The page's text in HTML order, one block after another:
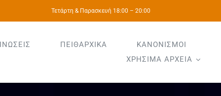
Τετάρτη & Παρασκευή 18:00 – 20:00
ΠΕΙΘΑΡΧΙΚΑ
ΚΑΝΟΝΙΣΜΟΙ
ΧΡΗΣΙΜΑ ΑΡΧΕΙΑ